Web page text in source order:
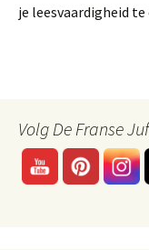
je leesvaardigheid te
Volg De Franse